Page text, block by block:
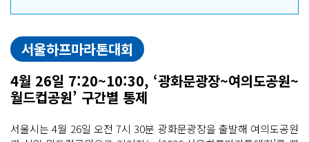
서울하프마라톤대회
4월 26일 7:20~10:30, ‘광화문광장~여의도공원~
월드컵공원’ 구간별 통제
서울시는 4월 26일 오전 7시 30분 광화문광장을 출발해 여의도공원